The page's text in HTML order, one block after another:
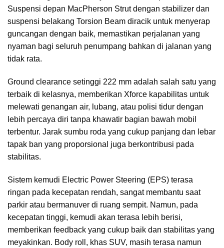
Suspensi depan MacPherson Strut dengan stabilizer dan
suspensi belakang Torsion Beam diracik untuk menyerap
guncangan dengan baik, memastikan perjalanan yang
nyaman bagi seluruh penumpang bahkan di jalanan yang
tidak rata.
Ground clearance setinggi 222 mm adalah salah satu yang
terbaik di kelasnya, memberikan Xforce kapabilitas untuk
melewati genangan air, lubang, atau polisi tidur dengan
lebih percaya diri tanpa khawatir bagian bawah mobil
terbentur. Jarak sumbu roda yang cukup panjang dan lebar
tapak ban yang proporsional juga berkontribusi pada
stabilitas.
Sistem kemudi Electric Power Steering (EPS) terasa
ringan pada kecepatan rendah, sangat membantu saat
parkir atau bermanuver di ruang sempit. Namun, pada
kecepatan tinggi, kemudi akan terasa lebih berisi,
memberikan feedback yang cukup baik dan stabilitas yang
meyakinkan. Body roll, khas SUV, masih terasa namun